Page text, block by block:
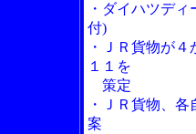
・ダイハツデ
付)
・ＪＲ貨物が
１１を
策定
・ＪＲ貨物、
案